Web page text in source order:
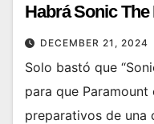
Habrá Sonic The
DECEMBER 21, 2024
Solo bastó que
para que
preparativos de una